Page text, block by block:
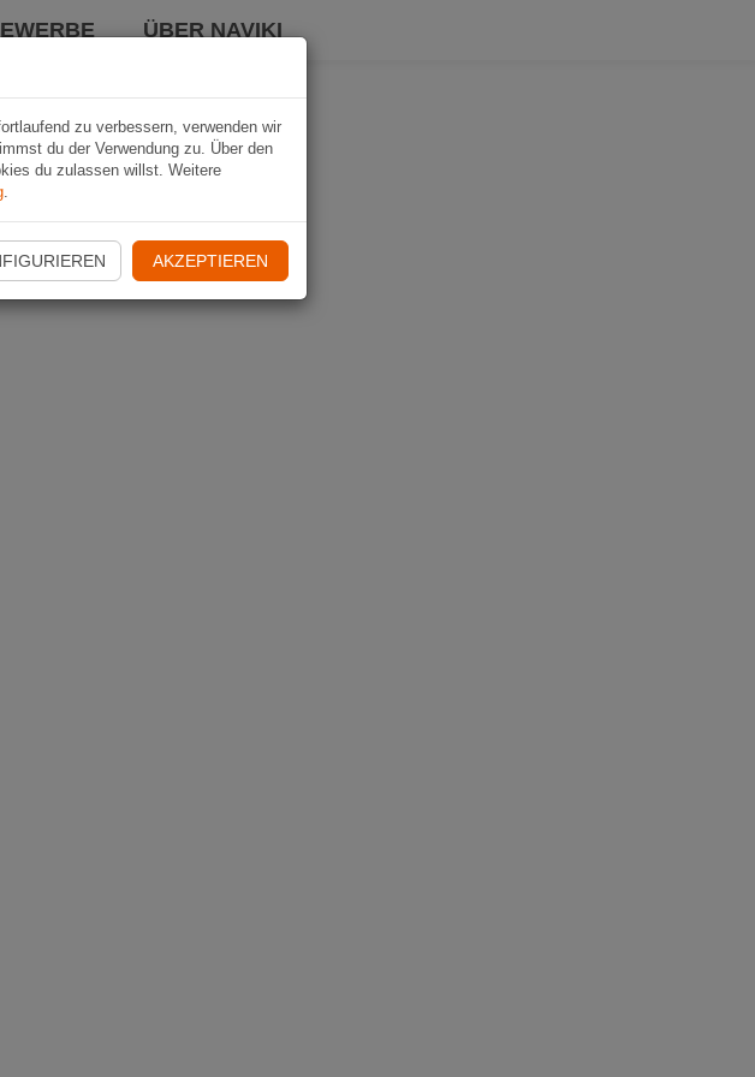
ÜBER NAVIKI
zu verbessern, verwenden wir
du der Verwendung zu. Über den
du zulassen willst. Weitere
.
AKZEPTIEREN